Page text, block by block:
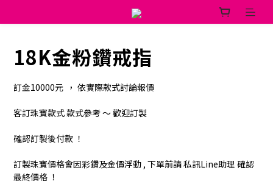
18K金粉鑽戒指
訂金10000元  ， 依實際款式討論報價
客訂珠寶款式 款式參考 ～ 歡迎訂製
確認訂製後付款 ！
訂製珠寶價格會因彩鑽及金價浮動 , 下單前請 私訊Line助理 確認
最終價格 ！